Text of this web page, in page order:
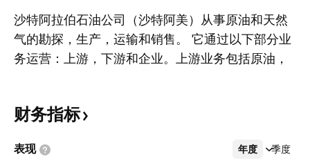
沙特阿拉伯石油公司（沙特阿美）从事原油和天然
气的勘探，生产，运输和销售。 它通过以下部分业
务运营：上游，下游和企业。上游业务包括原油，
石化产品的销售以及向国内外客户提供的相关服
和信息技术。 该公司成立于1933年，总部位于沙
财务指标
表现 年度 季度
更多